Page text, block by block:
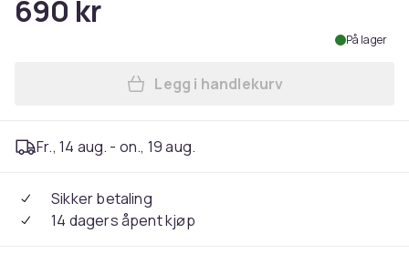
690 kr
På lager
Legg Per Kirkeby
Legg i handlekurv
Fr., 14 aug. - on., 19 aug.
Sikker betaling
14 dagers åpent kjøp